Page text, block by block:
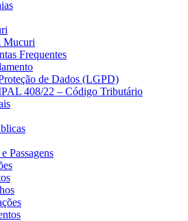
Mucuri
Frequentes
de Dados (LGPD)
408/22 – Código Tributário
Passagens